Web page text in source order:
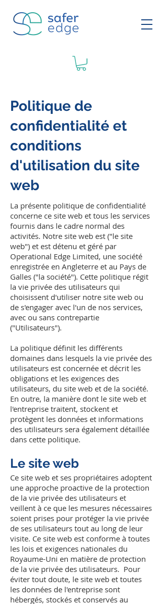
Politique de
confidentialité et
conditions
d'utilisation du site
web
La présente politique de confidentialité
concerne ce site web et tous les services
fournis dans le cadre normal des
activités. Notre site web est ("le site
web") et est détenu et géré par
Operational Edge Limited, une société
enregistrée en Angleterre et au Pays de
Galles ("la société"). Cette politique régit
la vie privée des utilisateurs qui
choisissent d'utiliser notre site web ou
de s'engager avec l'un de nos services,
avec ou sans contrepartie
("Utilisateurs").
La politique définit les différents
domaines dans lesquels la vie privée des
utilisateurs est concernée et décrit les
obligations et les exigences des
utilisateurs, du site web et de la société.
En outre, la manière dont le site web et
l'entreprise traitent, stockent et
protègent les données et informations
des utilisateurs sera également détaillée
dans cette politique.
Le site web
Ce site web et ses propriétaires adoptent
une approche proactive de la protection
de la vie privée des utilisateurs et
veillent à ce que les mesures nécessaires
soient prises pour protéger la vie privée
de ses utilisateurs tout au long de leur
visite. Ce site web est conforme à toutes
les lois et exigences nationales du
Royaume-Uni en matière de protection
de la vie privée des utilisateurs. Pour
éviter tout doute, le site web et toutes
les données de l'entreprise sont
hébergés, stockés et conservés au